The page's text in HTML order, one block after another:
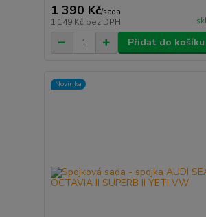
1 390 Kč/sada
1 149 Kč bez DPH
Přidat do košíku
Novinka